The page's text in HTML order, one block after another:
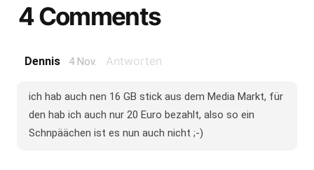
4 Comments
Dennis 4 Nov. Antworten
ich hab auch nen 16 GB stick aus dem Media Markt, für
den hab ich auch nur 20 Euro bezahlt, also so ein
Schnpäächen ist es nun auch nicht ;-)